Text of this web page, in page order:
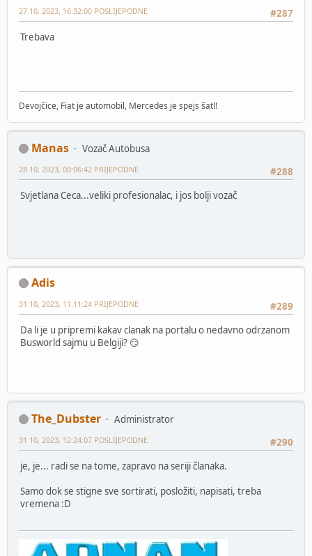
#287
27 10, 2023, 16:32:00 POSLIJEPODNE
Trebava
Devojčice, Fiat je automobil, Mercedes je spejs šatl!
Manas
Vozač Autobusa
#288
28 10, 2023, 00:06:42 PRIJEPODNE
Svjetlana Ceca...veliki profesionalac, i jos bolji vozač
Adis
#289
31 10, 2023, 11:11:24 PRIJEPODNE
Da li je u pripremi kakav clanak na portalu o nedavno odrzanom
Busworld sajmu u Belgiji? 😏
The_Dubster
Administrator
#290
31 10, 2023, 12:24:07 POSLIJEPODNE
je, je... radi se na tome, zapravo na seriji članaka.
Samo dok se stigne sve sortirati, posložiti, napisati, treba
vremena :D